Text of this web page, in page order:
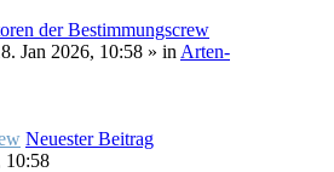
der Bestimmungscrew
Jan 2026, 10:58 » in Arten-
Neuester Beitrag
10:58